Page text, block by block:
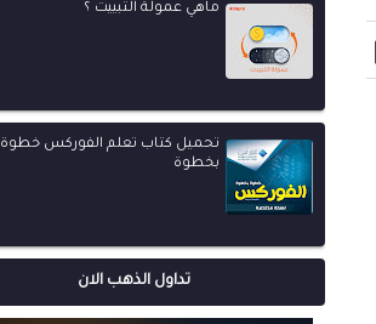
ماهي عمولة التبييت ؟
تحميل كتاب تعلم الفوركس خطوة
بخطوة
تداول الذهب الان